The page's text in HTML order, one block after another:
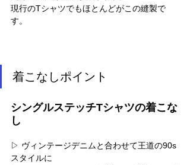
現行のTシャツでもほとんどがこの縫製で
す。
着こなしポイント
シングルステッチTシャツの着こな
し
▷ ヴィンテージデニムと合わせて王道の90s
スタイルに